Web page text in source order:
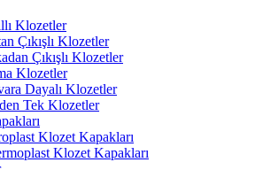
Klozetler
Çıkışlı Klozetler
Çıkışlı Klozetler
Klozetler
Dayalı Klozetler
Tek Klozetler
Klozet Kapakları
Klozet Kapakları